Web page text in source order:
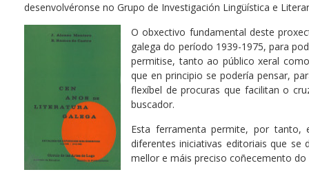
desenvolvéronse no Grupo de Investigación Lingüística e
O obxectivo fundamental deste
galega do período 1939-1975, para
permitise, tanto ao público xeral
que en principio se podería pensar,
flexíbel de procuras que facilitan o
buscador.
Esta ferramenta permite, por tanto,
diferentes iniciativas editoriais que
mellor e máis preciso coñecemento